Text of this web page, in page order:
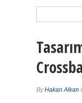
ByHakan Alkan